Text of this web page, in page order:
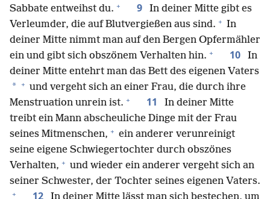
Sabbate entweihst du. + 9
In deiner Mitte gibt es
Verleumder, die auf Blutvergießen aus sind. + In
deiner Mitte nimmt man auf den Bergen Opfermähler
ein und gibt sich obszönem Verhalten hin. + 10
In
deiner Mitte entehrt man das Bett des eigenen Vaters
* + und vergeht sich an einer Frau, die durch ihre
Menstruation unrein ist. + 11
In deiner Mitte
treibt ein Mann abscheuliche Dinge mit der Frau
seines Mitmenschen, + ein anderer verunreinigt
seine eigene Schwiegertochter durch obszönes
Verhalten, + und wieder ein anderer vergeht sich an
seiner Schwester, der Tochter seines eigenen Vaters.
+ 12